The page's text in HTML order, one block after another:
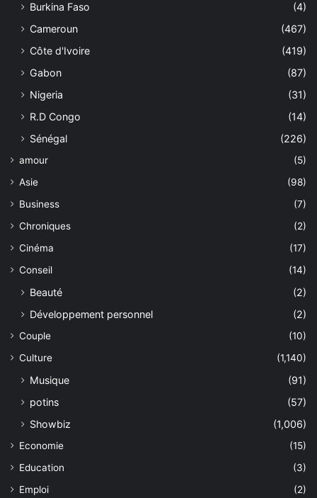
Burkina Faso
(4)
Cameroun
(467)
Côte d'Ivoire
(419)
Gabon
(87)
Nigeria
(31)
R.D Congo
(14)
Sénégal
(226)
amour
(5)
Asie
(98)
Business
(7)
Chroniques
(2)
Cinéma
(17)
Conseil
(14)
Beauté
(2)
Développement personnel
(2)
Couple
(10)
Culture
(1,140)
Musique
(91)
potins
(57)
Showbiz
(1,006)
Economie
(15)
Education
(3)
Emploi
(2)